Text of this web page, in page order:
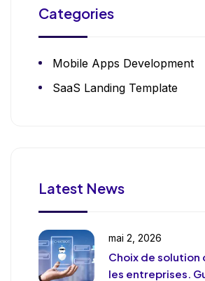
Categories
Mobile Apps Development
SaaS Landing Template
Latest News
mai 2, 2026
Choix de solution
les entreprises.